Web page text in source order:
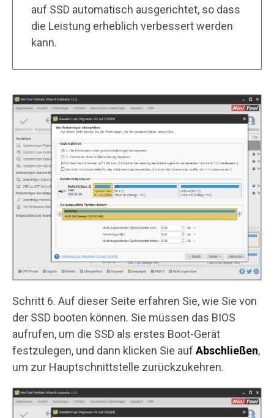
auf SSD automatisch ausgerichtet, so dass
die Leistung erheblich verbessert werden
kann.
Schritt 6. Auf dieser Seite erfahren Sie, wie Sie von
der SSD booten können. Sie müssen das BIOS
aufrufen, um die SSD als erstes Boot-Gerät
festzulegen, und dann klicken Sie auf Abschließen,
um zur Hauptschnittstelle zurückzukehren.